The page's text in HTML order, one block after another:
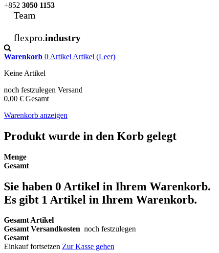
+852 3050 1153
Team
flexpro.industry
Warenkorb 0 Artikel Artikel (Leer)
Keine Artikel
noch festzulegen Versand
0,00 € Gesamt
Warenkorb anzeigen
Produkt wurde in den Korb gelegt
Menge
Gesamt
Sie haben 0 Artikel in Ihrem Warenkorb.
Es gibt 1 Artikel in Ihrem Warenkorb.
Gesamt Artikel
Gesamt Versandkosten noch festzulegen
Gesamt
Einkauf fortsetzen Zur Kasse gehen